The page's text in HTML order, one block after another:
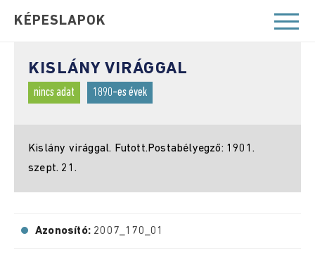
KÉPESLAPOK
KISLÁNY VIRÁGGAL
nincs adat 1890-es évek
Kislány virággal. Futott.Postabélyegző: 1901.
szept. 21.
Azonosító: 2007_170_01